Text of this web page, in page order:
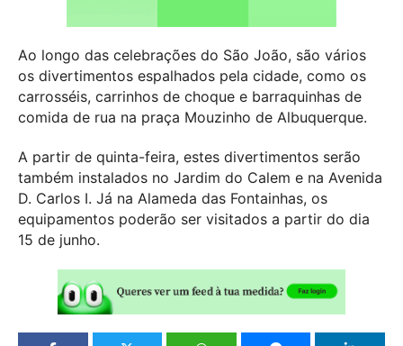
Ao longo das celebrações do São João, são vários
os divertimentos espalhados pela cidade, como os
carrosséis, carrinhos de choque e barraquinhas de
comida de rua na praça Mouzinho de Albuquerque.
A partir de quinta-feira, estes divertimentos serão
também instalados no Jardim do Calem e na Avenida
D. Carlos I. Já na Alameda das Fontainhas, os
equipamentos poderão ser visitados a partir do dia
15 de junho.